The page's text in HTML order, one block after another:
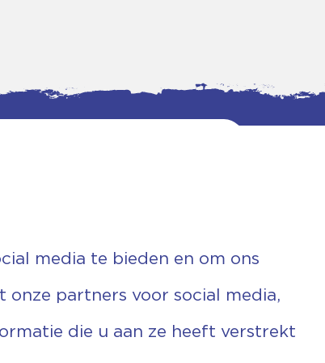
media te bieden en om ons
onze partners voor social media,
die u aan ze heeft verstrekt